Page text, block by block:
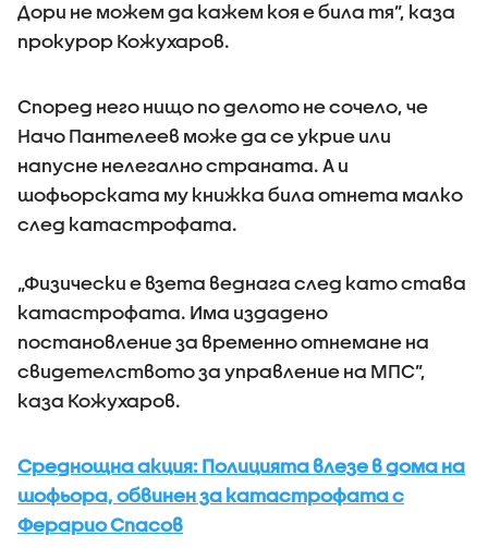
Дори не можем да кажем коя е била тя”, каза
прокурор Кожухаров.
Според него нищо по делото не сочело, че
Начо Пантелеев може да се укрие или
напусне нелегално страната. А и
шофьорската му книжка била отнета малко
след катастрофата.
„Физически е взета веднага след като става
катастрофата. Има издадено
постановление за временно отнемане на
свидетелството за управление на МПС”,
каза Кожухаров.
Среднощна акция: Полицията влезе в дома на
шофьора, обвинен за катастрофата с
Ферарио Спасов